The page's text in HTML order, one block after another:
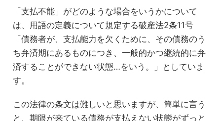
「支払不能」がどのような場合をいうかについて
は、用語の定義について規定する破産法2条11号
「債務者が、支払能力を欠くために、その債務のう
ち弁済期にあるものにつき、一般的かつ継続的に弁
済することができない状態…をいう。」としていま
す。
この法律の条文は難しいと思いますが、簡単に言う
と、期限が来ている債務が支払えない状態がずっと